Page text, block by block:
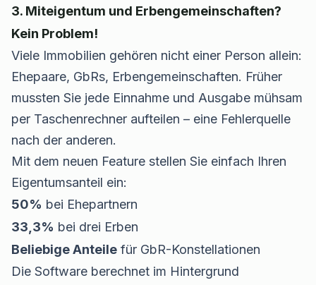
3. Miteigentum und Erbengemeinschaften?
Kein Problem!
Viele Immobilien gehören nicht einer Person allein:
Ehepaare, GbRs, Erbengemeinschaften. Früher
mussten Sie jede Einnahme und Ausgabe mühsam
per Taschenrechner aufteilen – eine Fehlerquelle
nach der anderen.
Mit dem neuen Feature stellen Sie einfach Ihren
Eigentumsanteil ein:
50% bei Ehepartnern
33,3% bei drei Erben
Beliebige Anteile für GbR-Konstellationen
Die Software berechnet im Hintergrund